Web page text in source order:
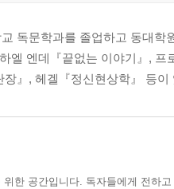
… 459
독문학과를 졸업하고 동대
엘 엔데『끝없는 이야기』,
장』, 헤겔『정신현상학』 등이
위한 공간입니다. 독자들에게 전하